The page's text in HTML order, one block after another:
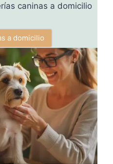
caninas a domicilio
a domicilio